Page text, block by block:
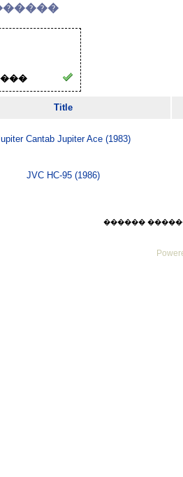
Title
Cantab Jupiter Ace (1983)
JVC HC-95 (1986)
������ ������